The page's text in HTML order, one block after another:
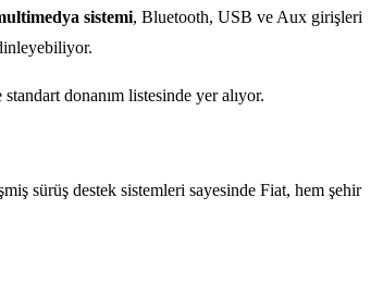
sistemi, Bluetooth, USB ve Aux girişleri
donanım listesinde yer alıyor.
sürüş destek sistemleri sayesinde Fiat, hem şehir